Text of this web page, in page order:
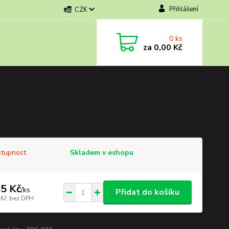
CZK Přihlášení
0ks
za 0,00 Kč
Skladem v eshopu
Kč/ks
bez DPH
Přidat do košíku